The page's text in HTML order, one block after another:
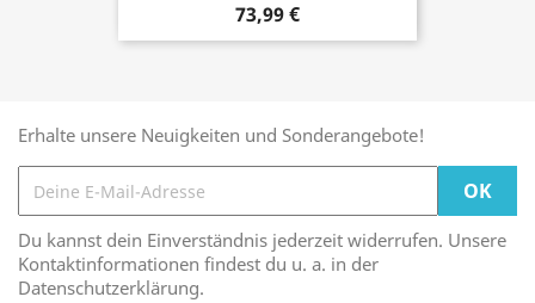
73,99 €
Erhalte unsere Neuigkeiten und Sonderangebote!
Du kannst dein Einverständnis jederzeit widerrufen. Unsere
Kontaktinformationen findest du u. a. in der
Datenschutzerklärung.